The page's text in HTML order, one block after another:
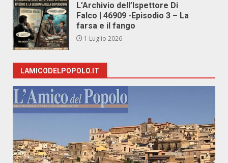
L’Archivio dell’Ispettore Di
Falco | 46909 -Episodio 3 – La
farsa e il fango
1 Luglio 2026
LAMICODELPOPOLO.IT